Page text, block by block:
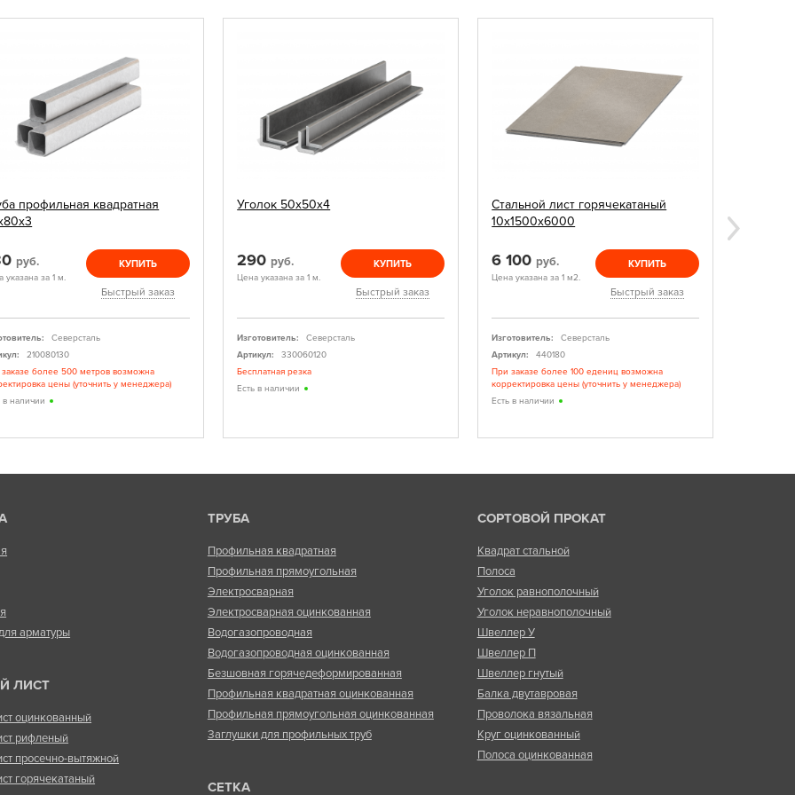
профильная квадратная
руб.
указана за 1 м.
КУПИТЬ
Быстрый заказ
Северсталь
210080130
более 500 метров возможна
цены (уточнить у менеджера)
в наличии
Уголок 50х50х4
290 руб.
Цена указана за 1 м.
КУПИТЬ
Быстрый заказ
Изготовитель:
Северсталь
Артикул:
330060120
Бесплатная резка
Есть в наличии
Стальной лист горячекатаный
10х1500х6000
6 100 руб.
Цена указана за 1 м2.
КУПИТЬ
Быстрый заказ
Изготовитель:
Северсталь
Артикул:
440180
При заказе более 100 едениц возможна
корректировка цены (уточнить у менеджера)
Есть в наличии
арматуры
ЛИСТ
оцинкованный
рифленый
просечно-вытяжной
горячекатаный
ТРУБА
Профильная квадратная
Профильная прямоугольная
Электросварная
Электросварная оцинкованная
Водогазопроводная
Водогазопроводная оцинкованная
Безшовная горячедеформированная
Профильная квадратная оцинкованная
Профильная прямоугольная оцинкованная
Заглушки для профильных труб
СЕТКА
СОРТОВОЙ ПРОКАТ
Квадрат стальной
Полоса
Уголок равнополочный
Уголок неравнополочный
Швеллер У
Швеллер П
Швеллер гнутый
Балка двутавровая
Проволока вязальная
Круг оцинкованный
Полоса оцинкованная